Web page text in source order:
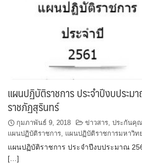
แผนปฏิบัติราชการ ประจำปีงบประ
ราชภัฏสุรินทร์
กุมภาพันธ์ 9, 2018 ข่าวสาร ประกันคุ
แผนปฏิบัติราชการ แผนปฏิบัติราชการมหาวิท
แผนปฏิบัติราชการ ประจำปีงบประมาณ
[…]